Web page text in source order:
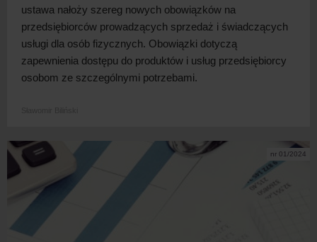
ustawa nałoży szereg nowych obowiązków na
przedsiębiorców prowadzących sprzedaż i świadczących
usługi dla osób fizycznych. Obowiązki dotyczą
zapewnienia dostępu do produktów i usług przedsiębiorcy
osobom ze szczególnymi potrzebami.
nr 01/2024